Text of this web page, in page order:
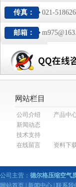
传真： 021-
邮箱：
网站栏目
公司介绍
产品中
新闻动态
技术支持
在线留言
资料下
公司主营： 德尔格压缩空气
网站首页
新闻中心 联系我